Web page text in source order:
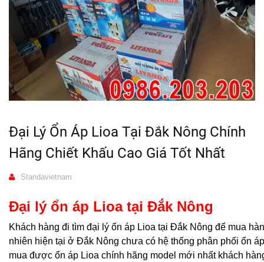
Đại Lý Ổn Áp Lioa Tại Đắk Nông Chính
Hãng Chiết Khấu Cao Giá Tốt Nhất
Standavietnam
Đại lý ổn áp Lioa tại Đắk Nông
Khách hàng đi tìm đại lý ổn áp Lioa tại Đắk Nông để mua
nhiên hiện tại ở Đắk Nông chưa có hệ thống phân phối ổn
mua được ổn áp Lioa chính hãng model mới nhất khách